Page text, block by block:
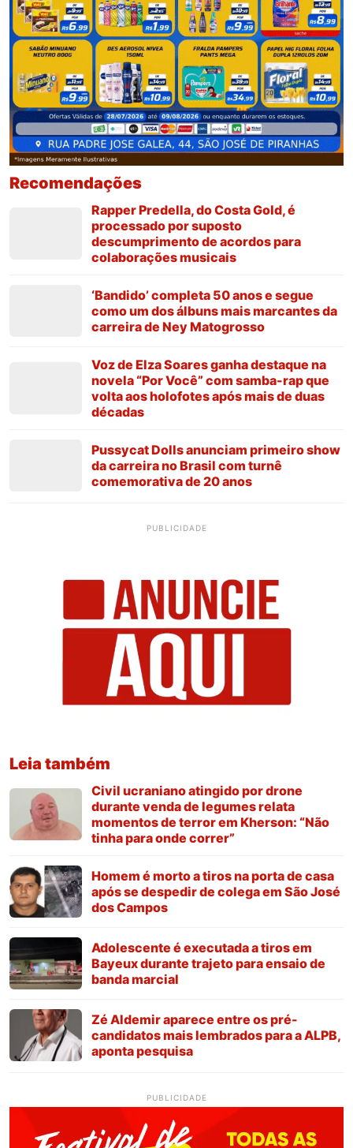
Recomendações
Rapper Predella, do Costa Gold, é
processado por suposto
descumprimento de acordos para
colaborações musicais
‘Bandido’ completa 50 anos e segue
como um dos álbuns mais marcantes da
carreira de Ney Matogrosso
Voz de Elza Soares ganha destaque na
novela “Por Você” com samba-rap que
volta aos holofotes após mais de duas
décadas
Pussycat Dolls anunciam primeiro show
da carreira no Brasil com turnê
comemorativa de 20 anos
PUBLICIDADE
Leia também
Civil ucraniano atingido por drone
durante venda de legumes relata
momentos de terror em Kherson: “Não
tinha para onde correr”
Homem é morto a tiros na porta de casa
após se despedir de colega em São José
dos Campos
Adolescente é executada a tiros em
Bayeux durante trajeto para ensaio de
banda marcial
Zé Aldemir aparece entre os pré-
candidatos mais lembrados para a ALPB,
aponta pesquisa
PUBLICIDADE